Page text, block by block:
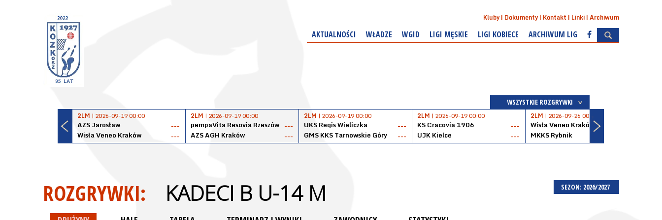
Kluby Dokumenty Kontakt Linki Archiwum
AKTUALNOŚCI WŁADZE WGID LIGI MĘSKIE LIGI KOBIECE ARCHIWUM LIG
WSZYSTKIE ROZGRYWKI
2LM | 2026-09-19 00:00
AZS Jarosław
---
Wisła Veneo Kraków
---
2LM | 2026-09-19 00:00
pempaVita Resovia Rzeszów ---
AZS AGH Kraków
---
2LM | 2026-09-19 00:00
UKS Regis Wieliczka
---
GMS KKS Tarnowskie Góry
---
2LM | 2026-09-19 00:00
KS Cracovia 1906
---
UJK Kielce
---
2LM | 2026-09-26 00:00
Wisła Veneo Kraków
MKKS Rybnik
SEZON: 2026/2027
ROZGRYWKI: KADECI B U-14 M